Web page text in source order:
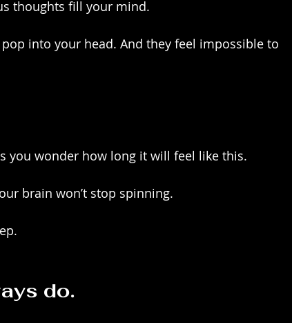
thoughts fill your mind.
pop into your head. And they feel impossible to
you wonder how long it will feel like this.
brain won’t stop spinning.
do.